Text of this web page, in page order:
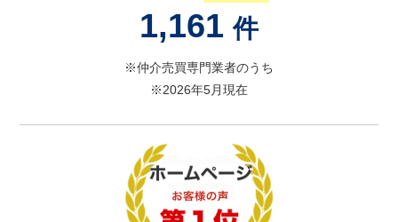
1,161 件
※仲介売買専門業者のうち
※2026年5月現在